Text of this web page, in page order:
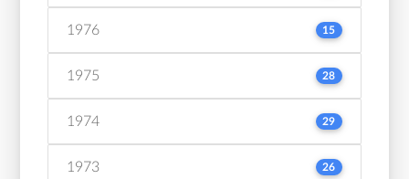
1976 15
1975 28
1974 29
1973 26